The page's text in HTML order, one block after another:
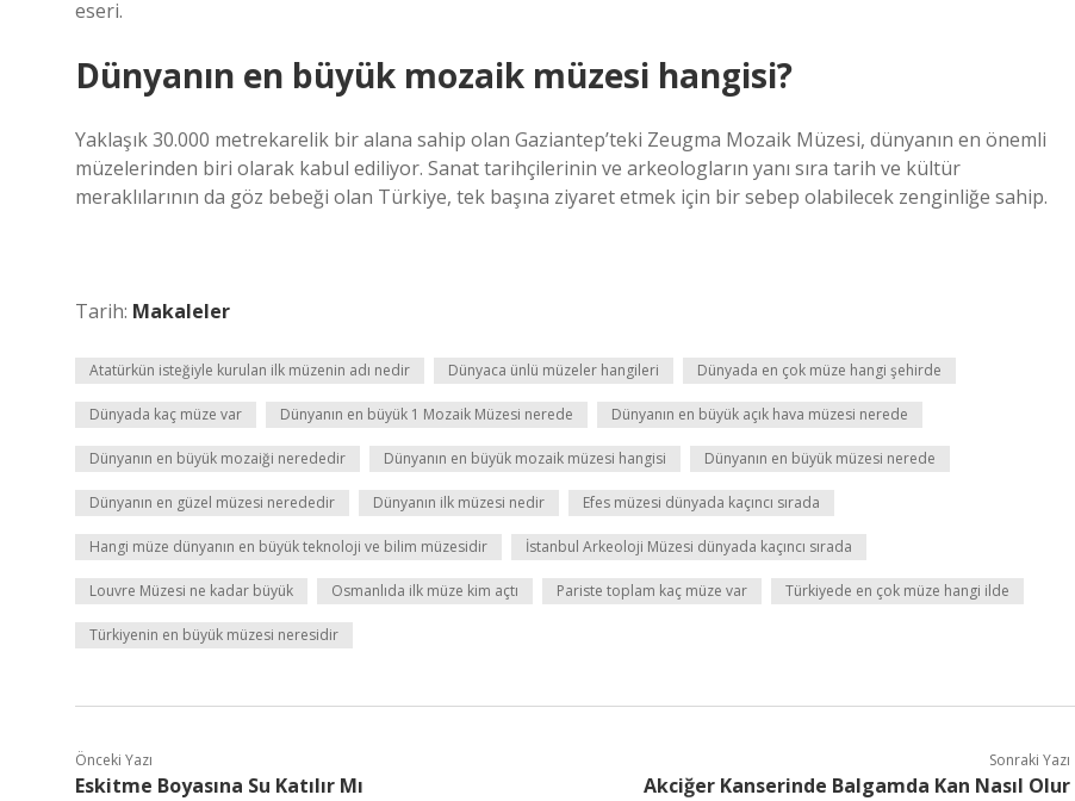
eseri.
Dünyanın en büyük mozaik müzesi hangisi?
Yaklaşık 30.000 metrekarelik bir alana sahip olan Gaziantep’teki Zeugma Mozaik Müzesi, dünyanın en önemli
müzelerinden biri olarak kabul ediliyor. Sanat tarihçilerinin ve arkeologların yanı sıra tarih ve kültür
meraklılarının da göz bebeği olan Türkiye, tek başına ziyaret etmek için bir sebep olabilecek zenginliğe sahip.
Tarih: Makaleler
Atatürkün isteğiyle kurulan ilk müzenin adı nedir Dünyaca ünlü müzeler hangileri Dünyada en çok müze hangi şehirde
Dünyada kaç müze var Dünyanın en büyük 1 Mozaik Müzesi nerede Dünyanın en büyük açık hava müzesi nerede
Dünyanın en büyük mozaiği nerededir Dünyanın en büyük mozaik müzesi hangisi Dünyanın en büyük müzesi nerede
Dünyanın en güzel müzesi nerededir Dünyanın ilk müzesi nedir Efes müzesi dünyada kaçıncı sırada
Hangi müze dünyanın en büyük teknoloji ve bilim müzesidir İstanbul Arkeoloji Müzesi dünyada kaçıncı sırada
Louvre Müzesi ne kadar büyük Osmanlıda ilk müze kim açtı Pariste toplam kaç müze var Türkiyede en çok müze hangi ilde
Türkiyenin en büyük müzesi neresidir
Önceki Yazı
Eskitme Boyasına Su Katılır Mı
Sonraki Yazı
Akciğer Kanserinde Balgamda Kan Nasıl Olur